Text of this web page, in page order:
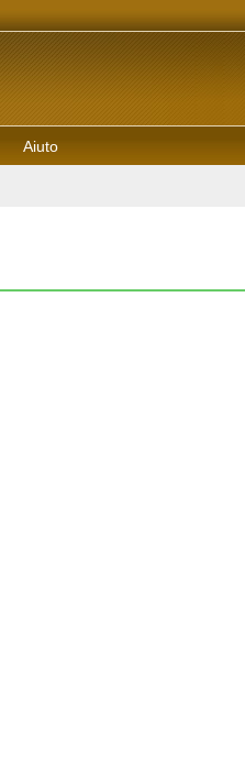
Aiuto